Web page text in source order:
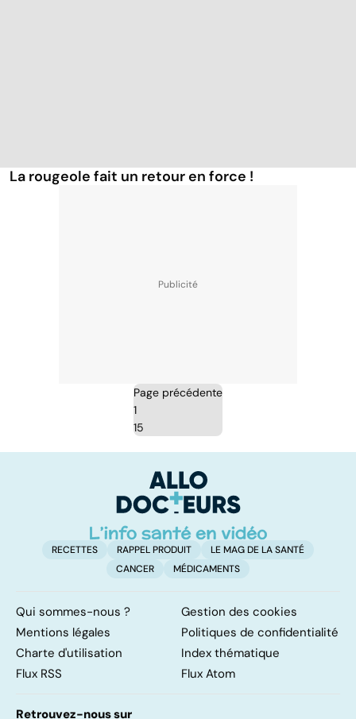
La rougeole fait un retour en force !
Page précédente
1
15
RECETTES RAPPEL PRODUIT
LE MAG DE LA SANTÉ
CANCER
MÉDICAMENTS
Qui sommes-nous ?
Gestion des cookies
Mentions légales
Politiques de confidentialité
Charte d'utilisation
Index thématique
Flux RSS
Flux Atom
Retrouvez-nous sur